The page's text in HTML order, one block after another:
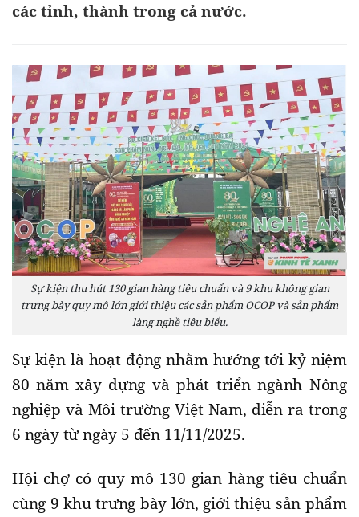
các tỉnh, thành trong cả nước.
Sự kiện thu hút 130 gian hàng tiêu chuẩn và 9 khu không gian
trưng bày quy mô lớn giới thiệu các sản phẩm OCOP và sản phẩm
làng nghề tiêu biểu.
Sự kiện là hoạt động nhằm hướng tới kỷ niệm
80 năm xây dựng và phát triển ngành Nông
nghiệp và Môi trường Việt Nam, diễn ra trong
6 ngày từ ngày 5 đến 11/11/2025.
Hội chợ có quy mô 130 gian hàng tiêu chuẩn
cùng 9 khu trưng bày lớn, giới thiệu sản phẩm